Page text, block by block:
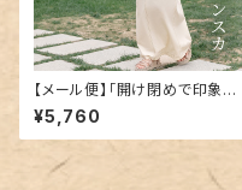
【メール便】「開け閉めで印象変
わる」ジャンパースカート レディ
ース 大人 マキシ丈 ゆったり／t
ops2243
¥5,760